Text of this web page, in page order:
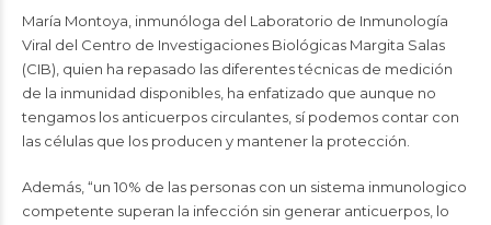
María Montoya, inmunóloga del Laboratorio de Inmunología
Viral del Centro de Investigaciones Biológicas Margita Salas
(CIB), quien ha repasado las diferentes técnicas de medición
de la inmunidad disponibles, ha enfatizado que aunque no
tengamos los anticuerpos circulantes, sí podemos contar con
las células que los producen y mantener la protección.
Además, “un 10% de las personas con un sistema inmunologico
competente superan la infección sin generar anticuerpos, lo